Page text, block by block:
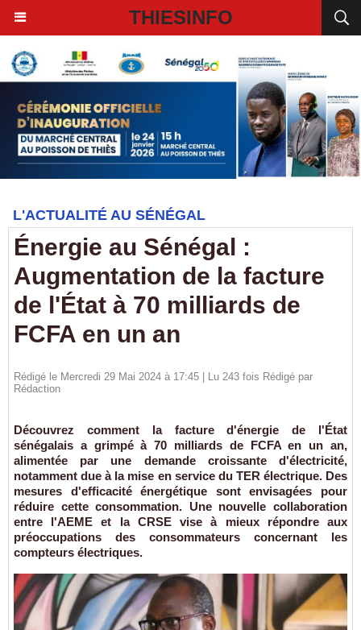
THIESINFO
L'ACTUALITÉ AU SÉNÉGAL
Énergie au Sénégal :
Augmentation de la facture
de l'État à 70 milliards de
FCFA en un an
Rédigé le Mercredi 29 Mai 2024 à 17:45 | Lu 243 fois Rédigé par
Rédaction
Découvrez comment la facture d'énergie de l'État
sénégalais a grimpé à 70 milliards de FCFA en un an,
alimentée par une demande croissante d'électricité,
notamment due à la mise en service du TER électrique. Des
mesures d'efficacité énergétique sont envisagées pour
réduire cette consommation. Une nouvelle collaboration
entre l'AEME et la CRSE vise à mieux répondre aux
préoccupations des consommateurs concernant les
compteurs électriques.